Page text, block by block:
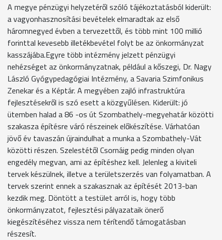
A megye pénzügyi helyzetéről szóló tájékoztatásból kiderült:
a vagyonhasznosítási bevételek elmaradtak az első
háromnegyed évben a tervezettől, és több mint 100 millió
forinttal kevesebb illetékbevétel folyt be az önkormányzat
kasszájába.Egyre több intézmény jelzett pénzügyi
nehézséget az önkormányzatnak, például a kőszegi, Dr. Nagy
László Gyógypedagógiai Intézmény, a Savaria Szimfonikus
Zenekar és a Képtár. A megyében zajló infrastruktúra
fejlesztésekről is szó esett a közgyűlésen. Kiderült: jó
ütemben halad a 86 -os út Szombathely-megyehatár közötti
szakasza építésre váró részeinek előkészítése. Várhatóan
jövő év tavaszán újraindulhat a munka a Szombathely-Vát
közötti részen. Szelestétől Csornáig pedig minden olyan
engedély megvan, ami az építéshez kell. Jelenleg a kiviteli
tervek készülnek, illetve a területszerzés van folyamatban. A
tervek szerint ennek a szakasznak az építését 2013-ban
kezdik meg. Döntött a testület arról is, hogy több
önkormányzatot, fejlesztési pályazataik önerő
kiegészítéséhez vissza nem térítendő támogatásban
részesít.